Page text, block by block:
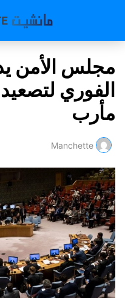
مجلس الأمن
الفوري
مأرب
Manchette